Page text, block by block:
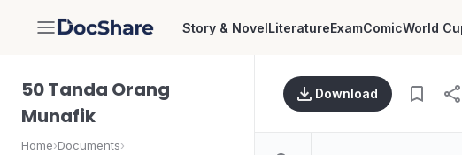
DocShare Story & NovelLiteratureExamComicWorld
50 Tanda Orang
Munafik
Home›Documents›
Download